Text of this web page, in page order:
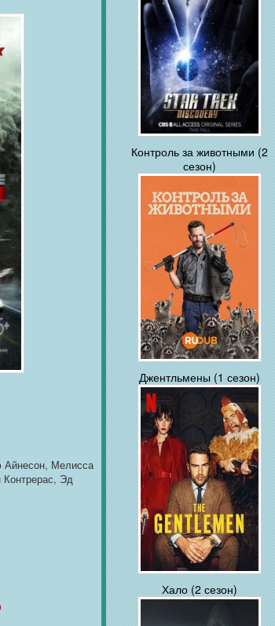
Контроль за животными (2
сезон)
Джентльмены (1 сезон)
Хало (2 сезон)
Айнесон, Мелисса
Эд